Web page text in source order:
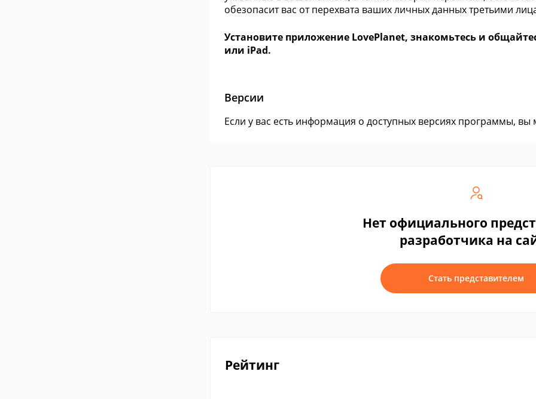
обезопасит вас от перехвата ваших личных данных третьими
Установите приложение LovePlanet, знакомьтесь и
или iPad.
Версии
Если у вас есть информация о доступных версиях программы,
Нет официального
разработчика на
Стать представителем
Рейтинг